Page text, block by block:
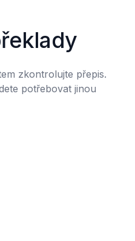
zkontrolujte přepis.
potřebovat jinou